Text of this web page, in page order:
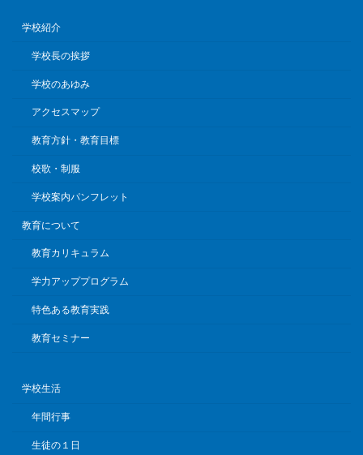
学校紹介
学校長の挨拶
学校のあゆみ
アクセスマップ
教育方針・教育目標
校歌・制服
学校案内パンフレット
教育について
教育カリキュラム
学力アッププログラム
特色ある教育実践
教育セミナー
学校生活
年間行事
生徒の１日